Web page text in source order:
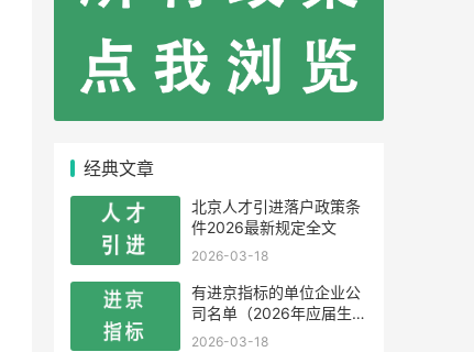
经典文章
北京人才引进落户政策条
件2026最新规定全文
2026-03-18
有进京指标的单位企业公
司名单（2026年应届生留
学生）
2026-03-18